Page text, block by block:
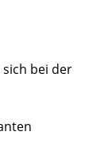
sich bei der